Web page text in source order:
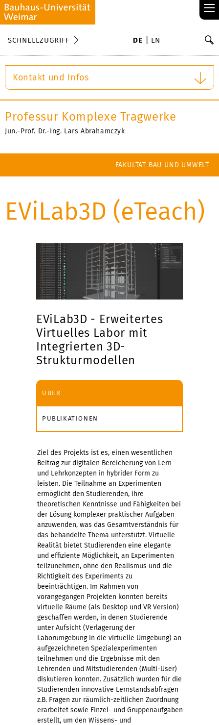
≡
SCHNELLZUGRIFF DE EN
Kontakt und Infos
Professur Komplexe Tragwerke
Jun.-Prof. Dr.-Ing. Lars Abrahamczyk
FAKULTÄT BAU UND UMWELT
EViLab3D (eTeach)
EViLab3D - Erweitertes
Virtuelles Labor mit
Integrierten 3D-
Strukturmodellen
ÜBER
PUBLIKATIONEN
Ziel des Projekts ist es, einen wesentlichen
Beitrag zur digitalen Bereicherung von Lern-
und Lehrkonzepten in hybrider Form zu
leisten. Die Teilnahme an Experimenten
ermöglicht den Studierenden, ihre
theoretischen Kenntnisse und Fähigkeiten bei
der Lösung komplexer praktischer Aufgaben
anzuwenden, was das Gesamtverständnis für
das behandelte Thema unterstützt. Virtuelle
Realität bietet Studierenden eine elegante
und effiziente Möglichkeit, an Experimenten
teilzunehmen, ohne den Realismus und die
Richtigkeit des Experiments zu
beeinträchtigen. Im Rahmen von
vorangegangen Projekten konnten bereits
virtuelle Räume (als Desktop und VR Version)
geschaffen werden, in denen Studierende
unter Aufsicht (Verlagerung der
Laborumgebung in die virtuelle Umgebung) an
aufgezeichneten Spezialexperimenten
teilnehmen und die Ergebnisse mit den
Lehrenden und Mitstudierenden (Multi-User)
diskutieren konnten. Zusätzlich wurden für die
Studierenden innovative Lernstandsabfragen
z.B. Fragen zur räumlich-zeitlichen Zuordnung
erarbeitet sowie Einzel- und Gruppenaufgaben
erstellt, um den Wissens- und